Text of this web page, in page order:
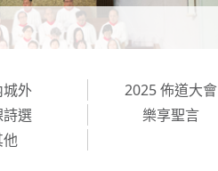
外 2025 佈道大會
選 樂享聖言
他